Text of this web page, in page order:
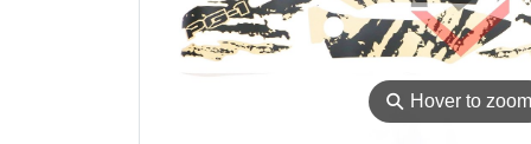
⚲ Hover to zoom